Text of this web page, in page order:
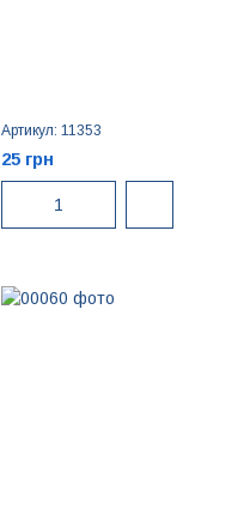
Артикул: 11353
25 грн